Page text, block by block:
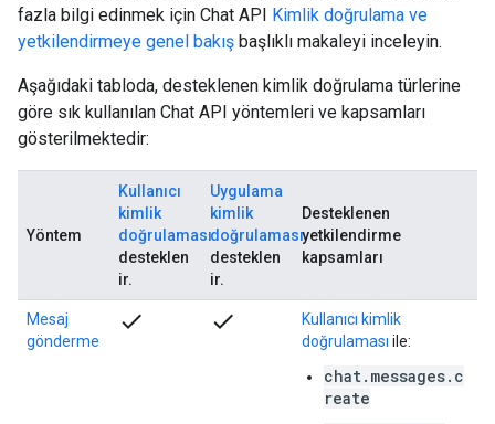
fazla bilgi edinmek için Chat API Kimlik doğrulama ve
yetkilendirmeye genel bakış başlıklı makaleyi inceleyin.
Aşağıdaki tabloda, desteklenen kimlik doğrulama türlerine
göre sık kullanılan Chat API yöntemleri ve kapsamları
gösterilmektedir:
Yöntem
Kullanıcı
kimlik
doğrulaması
desteklen
ir.
Uygulama
kimlik
doğrulaması
desteklen
ir.
Desteklenen
yetkilendirme
kapsamları
Mesaj
gönderme
check check
Kullanıcı kimlik
doğrulaması ile:
chat.messages.c
reate